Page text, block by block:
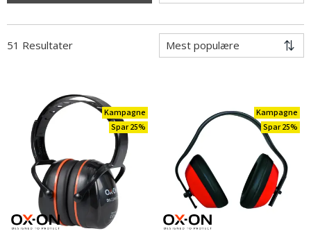
51 Resultater
Kampagne
Spar 25%
Kampagne
Spar 25%